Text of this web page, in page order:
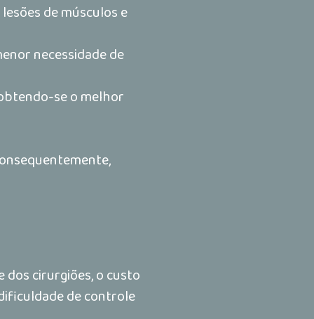
de músculos e
necessidade de
se o melhor
dos cirurgiões, o custo
de controle